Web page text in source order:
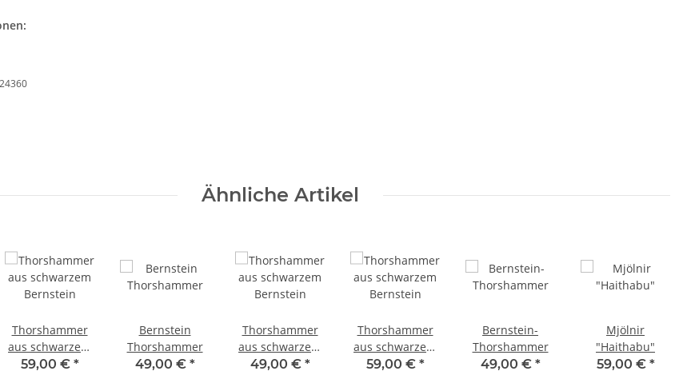
Ähnliche Artikel
Thorshammer
aus schwarzem
Bernstein
59,00 € *
Bernstein
Thorshammer
49,00 € *
Thorshammer
aus schwarzem
Bernstein
49,00 € *
Thorshammer
aus schwarzem
Bernstein
59,00 € *
Bernstein-
Thorshammer
49,00 € *
Mjölnir
"Haithabu"
59,00 € *